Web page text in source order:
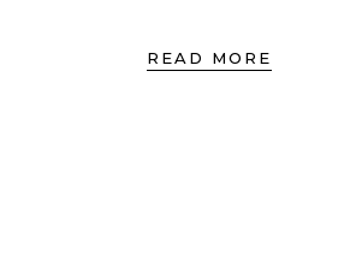
READ MORE